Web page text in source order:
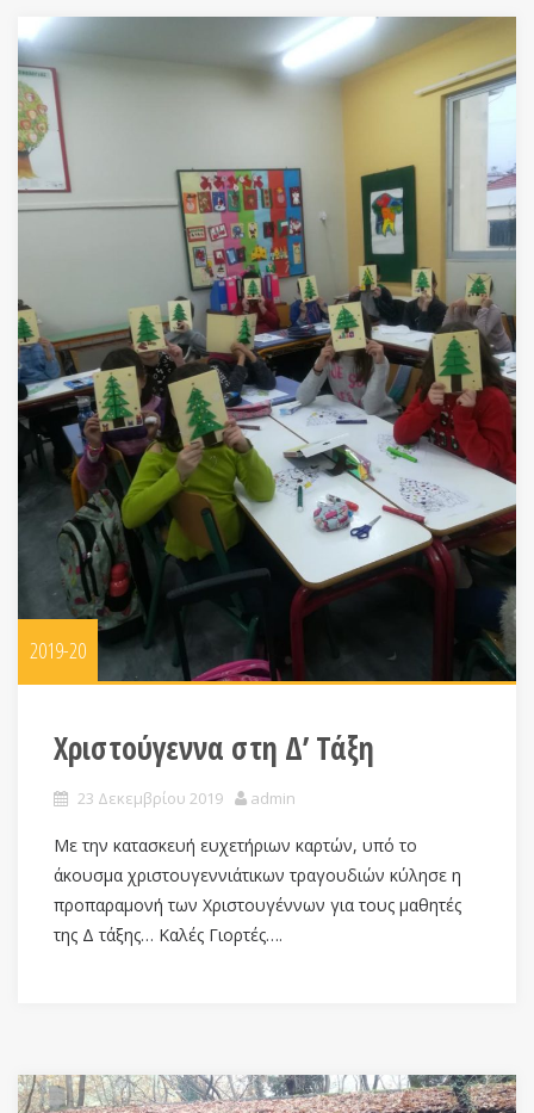
2019-20
Χριστούγεννα στη Δ’ Τάξη
23 Δεκεμβρίου 2019 admin
Με την κατασκευή ευχετήριων καρτών, υπό το
άκουσμα χριστουγεννιάτικων τραγουδιών κύλησε η
προπαραμονή των Χριστουγέννων για τους μαθητές
της Δ τάξης… Καλές Γιορτές….